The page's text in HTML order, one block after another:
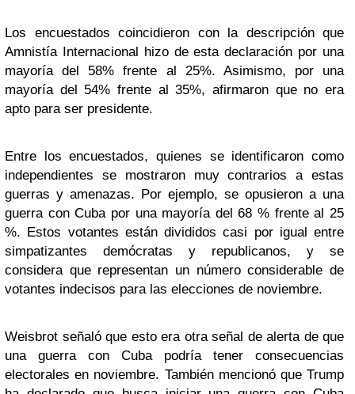
Los encuestados coincidieron con la descripción que
Amnistía Internacional hizo de esta declaración por una
mayoría del 58% frente al 25%. Asimismo, por una
mayoría del 54% frente al 35%, afirmaron que no era
apto para ser presidente.
Entre los encuestados, quienes se identificaron como
independientes se mostraron muy contrarios a estas
guerras y amenazas. Por ejemplo, se opusieron a una
guerra con Cuba por una mayoría del 68 % frente al 25
%. Estos votantes están divididos casi por igual entre
simpatizantes demócratas y republicanos, y se
considera que representan un número considerable de
votantes indecisos para las elecciones de noviembre.
Weisbrot señaló que esto era otra señal de alerta de que
una guerra con Cuba podría tener consecuencias
electorales en noviembre. También mencionó que Trump